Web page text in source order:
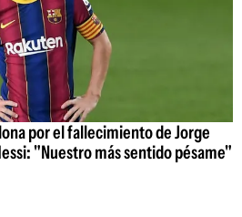
por el fallecimiento de Jorge
"Nuestro más sentido pésame"